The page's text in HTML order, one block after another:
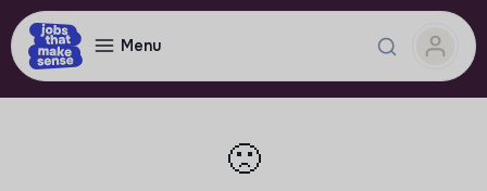
Menu
🙁